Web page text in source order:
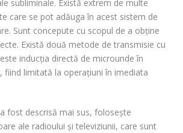
subliminale. Există extrem de multe
care se pot adăuga în acest sistem de
Sunt concepute cu scopul de a obţine
Există două metode de transmisie cu
inducţia directă de microunde în
fiind limitată la operaţiuni în imediata
fost descrisă mai sus, foloseşte
ale radioului şi televiziunii, care sunt